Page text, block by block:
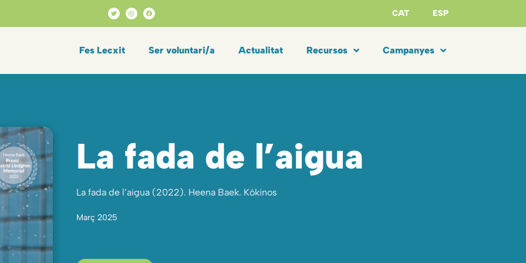
CAT ESP
Fes Lecxit Ser voluntari/a Actualitat Recursos Campanyes
La fada de l’aigua
La fada de l’aigua (2022). Heena Baek. Kókinos
Març 2025